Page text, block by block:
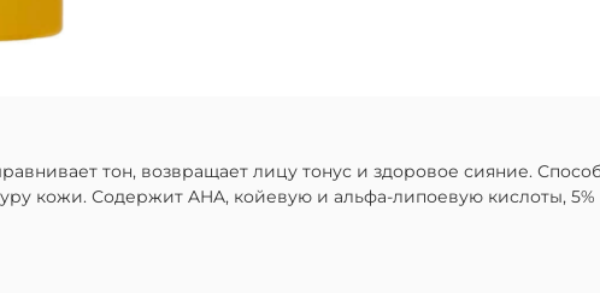
тон, возвращает лицу тонус и здоровое сияние.
кожи. Содержит AHA, койевую и альфа-липоевую кислоты,